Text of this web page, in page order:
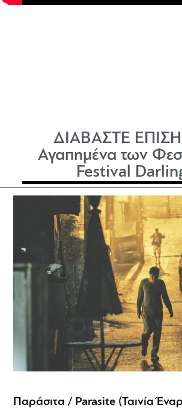
ΔΙΑΒΑΣΤΕ
Αγαπημένα των
Festival
Παράσιτα / Parasite (Ταινία